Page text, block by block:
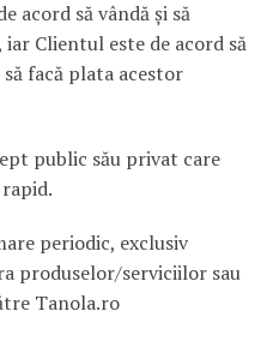
acord să vândă şi să
Clientul este de acord să
facă plata acestor
public său privat care
periodic, exclusiv
produselor/serviciilor sau
Tanola.ro